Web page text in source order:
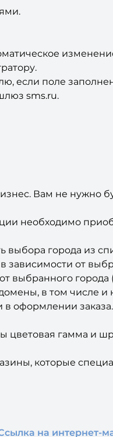
если поле
sms.ru.
Вам не нужно
необходимо
выбора города из
зависимости от
выбранного
в том числе и
в оформлении заказа.
цветовая гамма и
которые
на интернет-